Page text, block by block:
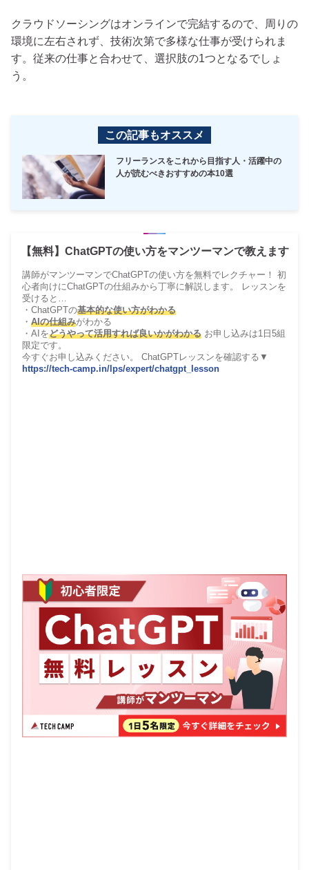
クラウドソーシングはオンラインで完結するので、周りの
環境に左右されず、技術次第で多様な仕事が受けられま
す。従来の仕事と合わせて、選択肢の1つとなるでしょ
う。
この記事もオススメ
フリーランスをこれから目指す人・活躍中の
人が読むべきおすすめの本10選
【無料】ChatGPTの使い方をマンツーマンで教えます
講師がマンツーマンでChatGPTの使い方を無料でレクチャー！ 初
心者向けにChatGPTの仕組みから丁寧に解説します。 レッスンを
受けると…
・ChatGPTの基本的な使い方がわかる
・ AIの仕組みがわかる
・AIをどうやって活用すれば良いかがわかる お申し込みは1日5組
限定です。
今すぐお申し込みください。 ChatGPTレッスンを確認する▼
https://tech-camp.in/lps/expert/chatgpt_lesson